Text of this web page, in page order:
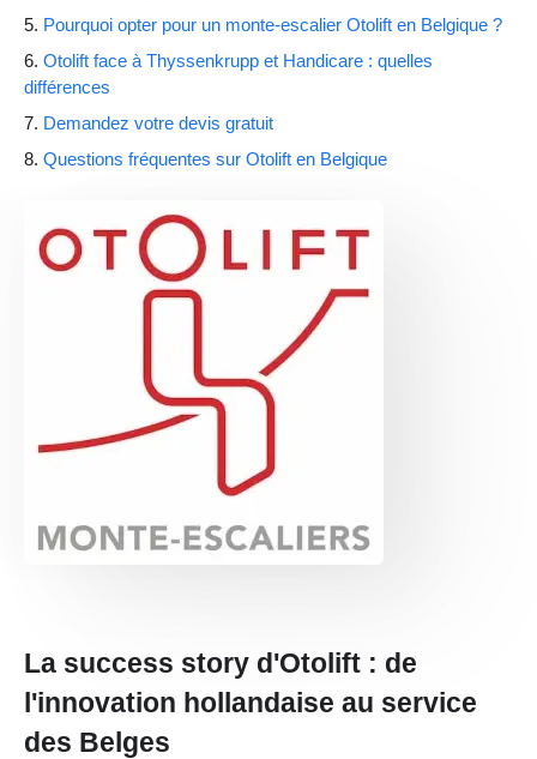
Pourquoi opter pour un monte-escalier Otolift en Belgique ?
Otolift face à Thyssenkrupp et Handicare : quelles
différences
Demandez votre devis gratuit
Questions fréquentes sur Otolift en Belgique
La success story d'Otolift : de
l'innovation hollandaise au service
des Belges